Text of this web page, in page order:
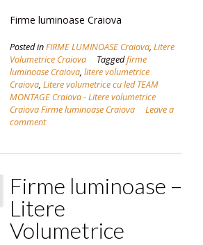
Firme luminoase Craiova
Posted inFIRME LUMINOASE Craiova, Litere
Volumetrice Craiova
Taggedfirme
luminoase Craiova, litere volumetrice
Craiova, Litere volumetrice cu led TEAM
MONTAGE Craiova - Litere volumetrice
Craiova Firme luminoase Craiova
Leave a
comment
Firme luminoase –
Litere
Volumetrice